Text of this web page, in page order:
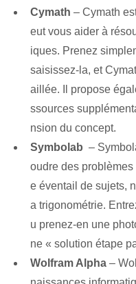
Cymath – ⁤Cymath
eut vous aider‌ à
iques. Prenez
saisissez-la, et
aillée.⁣ Il propose
ssources
nsion du concept.
Symbolab
–
oudre des
e éventail de sujets,
a trigonométrie.
u prenez-en une
ne « solution étape
Wolfram Alpha –